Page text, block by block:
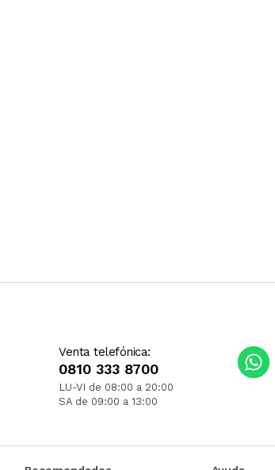
Venta telefónica:
0810 333 8700
LU-VI de 08:00 a 20:00
SA de 09:00 a 13:00